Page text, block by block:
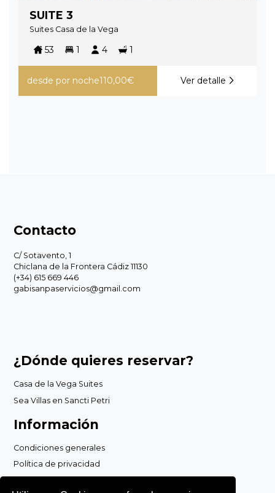
SUITE 3
Suites Casa de la Vega
53 1 4 1
desde por noche110,00€ Ver detalle
Contacto
C/ Sotavento, 1
Chiclana de la Frontera Cádiz 11130
(+34) 615 669 446
gabisanpaservicios@gmail.com
¿Dónde quieres reservar?
Casa de la Vega Suites
Sea Villas en Sancti Petri
Información
Condiciones generales
Política de privacidad